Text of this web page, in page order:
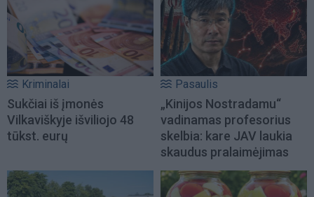
Kriminalai
Sukčiai iš įmonės
Vilkaviškyje išviliojo 48
tūkst. eurų
Pasaulis
„Kinijos Nostradamu“
vadinamas profesorius
skelbia: kare JAV laukia
skaudus pralaimėjimas